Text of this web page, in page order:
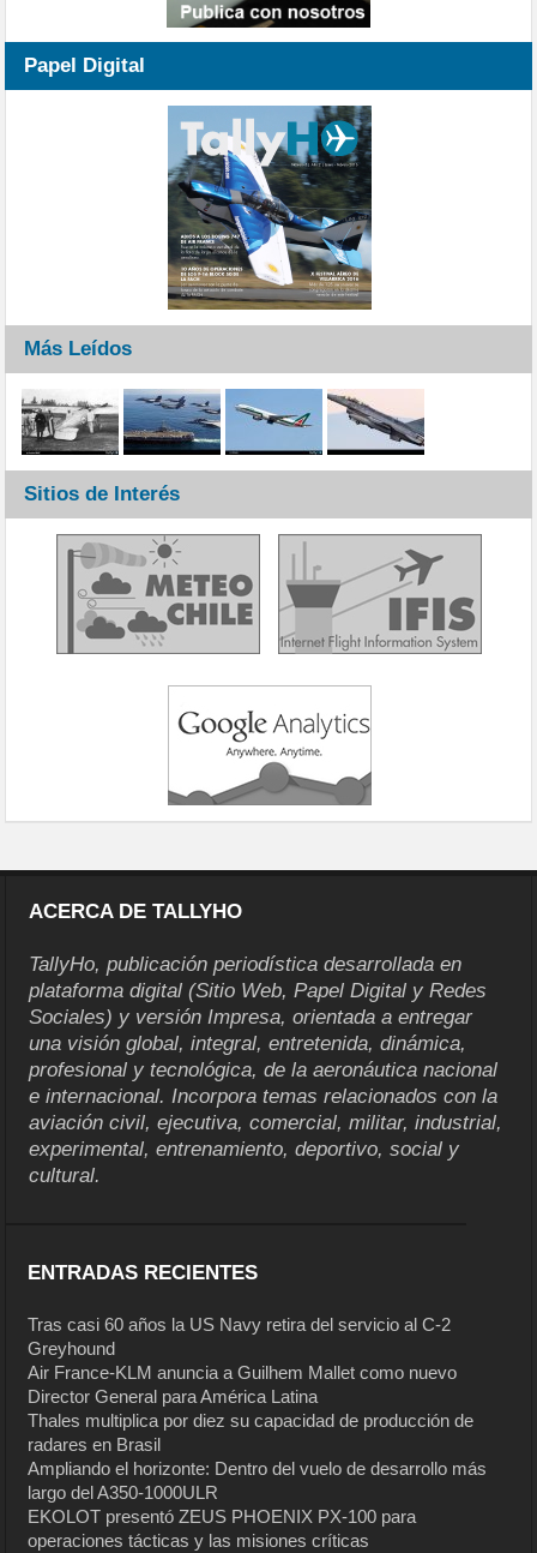
Papel Digital
Más Leídos
Sitios de Interés
ACERCA DE TALLYHO
TallyHo, publicación periodística desarrollada en
plataforma digital (Sitio Web, Papel Digital y Redes
Sociales) y versión Impresa, orientada a entregar
una visión global, integral, entretenida, dinámica,
profesional y tecnológica, de la aeronáutica nacional
e internacional. Incorpora temas relacionados con la
aviación civil, ejecutiva, comercial, militar, industrial,
experimental, entrenamiento, deportivo, social y
cultural.
ENTRADAS RECIENTES
Tras casi 60 años la US Navy retira del servicio al C-2
Greyhound
Air France-KLM anuncia a Guilhem Mallet como nuevo
Director General para América Latina
Thales multiplica por diez su capacidad de producción de
radares en Brasil
Ampliando el horizonte: Dentro del vuelo de desarrollo más
largo del A350-1000ULR
EKOLOT presentó ZEUS PHOENIX PX-100 para
operaciones tácticas y las misiones críticas